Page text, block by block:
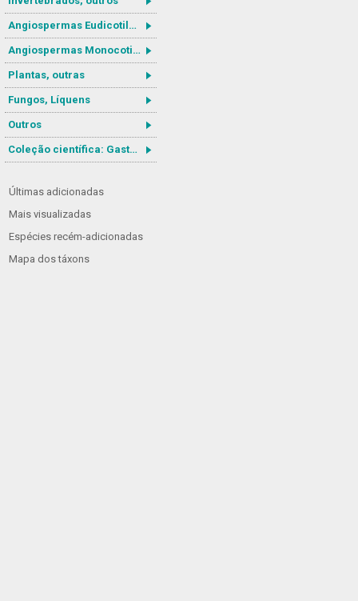
Angiospermas Eudicotiledôneas
Angiospermas Monocotiledôneas
Plantas, outras
Fungos, Líquens
Outros
Coleção científica: Gastrotricha
Últimas adicionadas
Mais visualizadas
Espécies recém-adicionadas
Mapa dos táxons